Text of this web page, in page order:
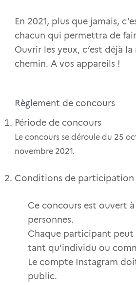
En 2021, plus que jamais,
chacun qui permettra de
Ouvrir les yeux, c’est déjà
chemin. A vos appareils !
Règlement de concours
Période de concours
Le concours se déroule du 25
novembre 2021.
Conditions de participation
Ce concours est ouvert
personnes.
Chaque participant peut
tant qu’individu ou
Le compte Instagram
public.